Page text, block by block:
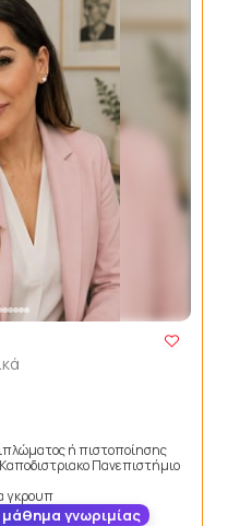
ή πιστοποίησης
Πανεπιστήμιο
γκρουπ
μάθημα γνωριμίας